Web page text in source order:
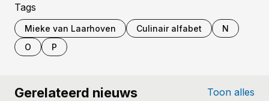
Tags
Mieke van Laarhoven Culinair alfabet
N
O
P
Gerelateerd nieuws Toon alles